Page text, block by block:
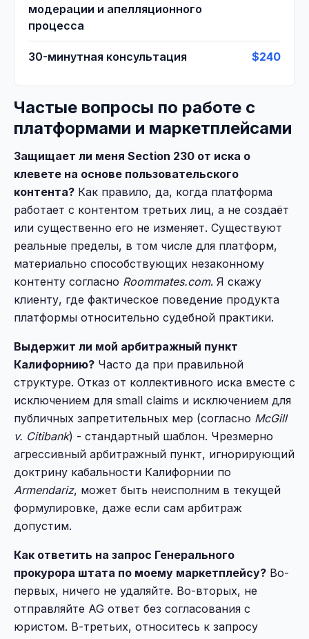
модерации и апелляционного
процесса
30-минутная консультация $240
Частые вопросы по работе с
платформами и маркетплейсами
Защищает ли меня Section 230 от иска о
клевете на основе пользовательского
контента? Как правило, да, когда платформа
работает с контентом третьих лиц, а не создаёт
или существенно его не изменяет. Существуют
реальные пределы, в том числе для платформ,
материально способствующих незаконному
контенту согласно Roommates.com. Я скажу
клиенту, где фактическое поведение продукта
платформы относительно судебной практики.
Выдержит ли мой арбитражный пункт
Калифорнию? Часто да при правильной
структуре. Отказ от коллективного иска вместе с
исключением для small claims и исключением для
публичных запретительных мер (согласно McGill
v. Citibank) - стандартный шаблон. Чрезмерно
агрессивный арбитражный пункт, игнорирующий
доктрину кабальности Калифорнии по
Armendariz, может быть неисполним в текущей
формулировке, даже если сам арбитраж
допустим.
Как ответить на запрос Генерального
прокурора штата по моему маркетплейсу? Во-
первых, ничего не удаляйте. Во-вторых, не
отправляйте AG ответ без согласования с
юристом. В-третьих, относитесь к запросу